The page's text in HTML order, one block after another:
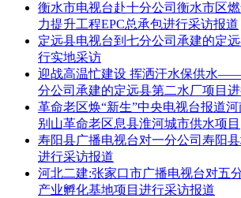
衡水市电视台赴十分公司衡水市区
力提升工程EPC总承包进行采访报道
定远县电视台到七分公司承建的定
行实地采访
迎战高温忙建设 挥洒汗水保供水
分公司承建的定远县第二水厂项目
革命老区焕“新生”中央电视台报道
别山革命老区息县淮河城市供水项目
寿阳县广播电视台对一分公司寿阳
进行采访报道
河北二建:张家口市广播电视台对五
产业孵化基地项目进行采访报道